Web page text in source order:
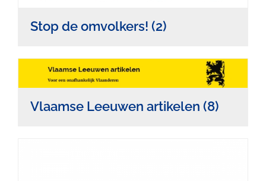
Stop de omvolkers! (2)
Vlaamse Leeuwen artikelen (8)